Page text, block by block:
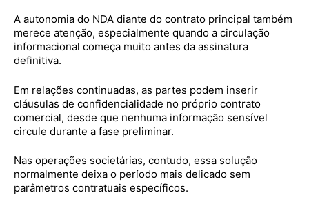
A autonomia do NDA diante do contrato principal também
merece atenção, especialmente quando a circulação
informacional começa muito antes da assinatura
definitiva.
Em relações continuadas, as partes podem inserir
cláusulas de confidencialidade no próprio contrato
comercial, desde que nenhuma informação sensível
circule durante a fase preliminar.
Nas operações societárias, contudo, essa solução
normalmente deixa o período mais delicado sem
parâmetros contratuais específicos.